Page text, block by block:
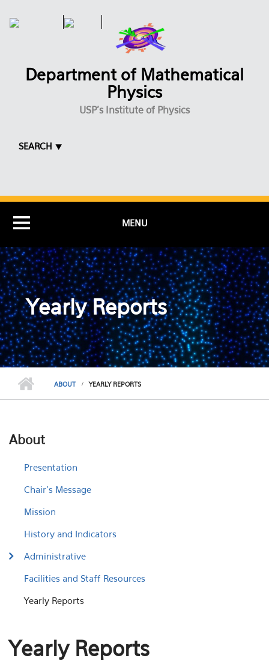
Department of Mathematical
Physics
USP's Institute of Physics
SEARCH ⯆
MENU
Yearly Reports
ABOUT YEARLY REPORTS
About
Presentation
Chair's Message
Mission
History and Indicators
Administrative
Facilities and Staff Resources
Yearly Reports
Yearly Reports